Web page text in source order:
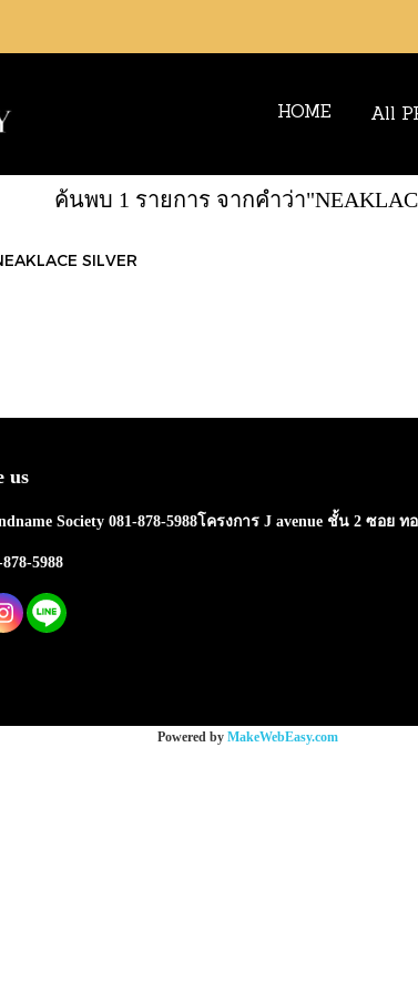
HOME All
ค้นพบ 1 รายการ จากคำว่า
SILVER
us
Society 081-878-5988โครงการ J avenue ชั้น 2 ซอย
5988
Powered by MakeWebEasy.com